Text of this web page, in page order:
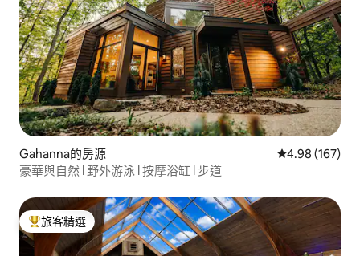
Gahanna的房源 從 167 則評價
4.98 (167)
豪華與自然 l 野外游泳 l 按摩浴缸 l 步道
旅客精選榜首
旅客精選